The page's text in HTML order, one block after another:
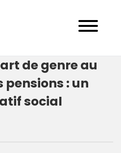
de genre au
pensions : un
social